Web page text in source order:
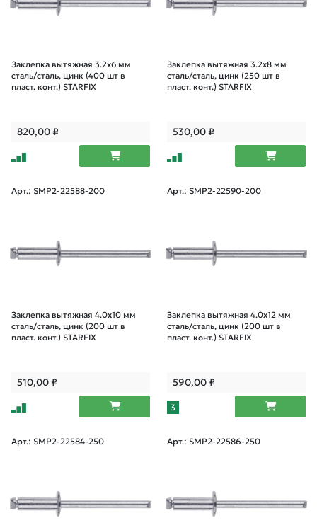
Заклепка вытяжная 3.2х6 мм
сталь/сталь, цинк (400 шт в
пласт. конт.) STARFIX
820,00₽
Заклепка вытяжная 3.2х8 мм
сталь/сталь, цинк (250 шт в
пласт. конт.) STARFIX
530,00₽
Арт.: SMP2-22588-200
Заклепка вытяжная 4.0х10 мм
сталь/сталь, цинк (200 шт в
пласт. конт.) STARFIX
510,00₽
Арт.: SMP2-22590-200
Заклепка вытяжная 4.0х12 мм
сталь/сталь, цинк (200 шт в
пласт. конт.) STARFIX
590,00₽
3
Арт.: SMP2-22584-250 Арт.: SMP2-22586-250